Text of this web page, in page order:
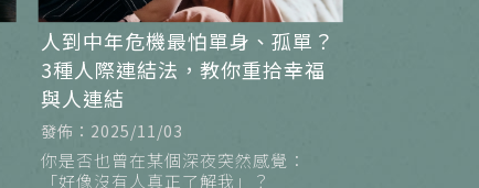
人到中年危機最怕單身、孤單？
3種人際連結法，教你重拾幸福
與人連結
發佈：2025/11/03
你是否也曾在某個深夜突然感覺：
「好像沒有人真正了解我」？